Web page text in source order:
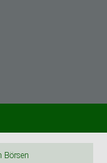
Börsen